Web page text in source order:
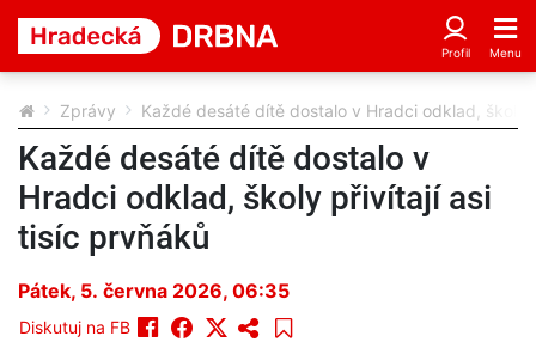
Zprávy Každé desáté dítě dostalo v Hradci odklad, školy
Každé desáté dítě dostalo v
Hradci odklad, školy přivítají asi
tisíc prvňáků
Pátek, 5. června 2026, 06:35
Diskutuj na FB